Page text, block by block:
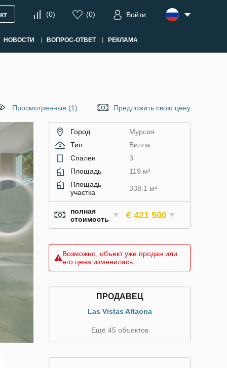
(0) (0) Войти
НОВОСТИ ВОПРОС-ОТВЕТ РЕКЛАМА
Просмотренные (1) Предложить свою цену
Город
Мурсия
Тип
Вилла
Спален
3
Площадь
119 м²
Площадь
участка
338.1 м²
полная
стоимость
€ 421 500
Возможно, объект уже продан или
его цена изменилась
ПРОДАВЕЦ
Las Vistas Altaona
Ещё 45 объектов